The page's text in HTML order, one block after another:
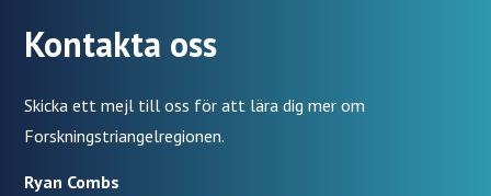
Kontakta oss
Skicka ett mejl till oss för att lära dig mer om
Forskningstriangelregionen.
Ryan Combs